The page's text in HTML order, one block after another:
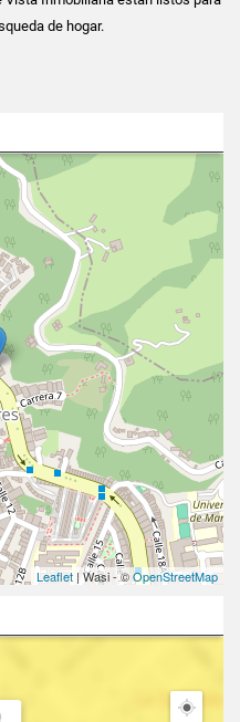
de hogar.
Leaflet | Wasi - ©OpenStreetMap